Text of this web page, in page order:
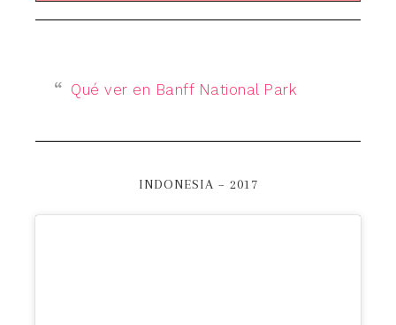
Qué ver en Banff National Park
INDONESIA – 2017